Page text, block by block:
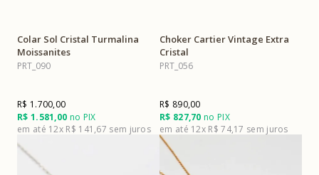
Colar Sol Cristal Turmalina
Moissanites
PRT_090
R$ 1.581,00 no PIX
R$ 1.700,00
12x R$ 141,67
Choker Cartier Vintage Extra
Cristal
PRT_056
R$ 827,70 no PIX
R$ 890,00
12x R$ 74,17